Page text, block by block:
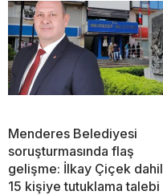
Menderes Belediyesi
soruşturmasında flaş
gelişme: İlkay Çiçek dahil
15 kişiye tutuklama talebi